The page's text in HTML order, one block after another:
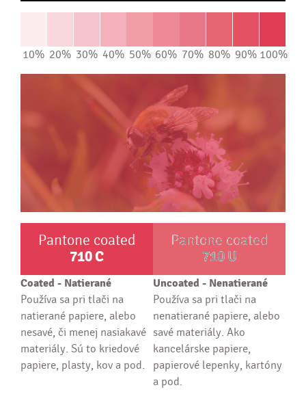
10% 20% 30% 40% 50% 60% 70% 80% 90% 100%
Pantone coated
710C
Coated - Natierané
Používa sa pri tlači na
natierané papiere, alebo
nesavé, či menej nasiakavé
materiály. Sú to kriedové
papiere, plasty, kov a pod.
Pantone coated
710U
Uncoated - Nenatierané
Používa sa pri tlači na
nenatierané papiere, alebo
savé materiály. Ako
kancelárske papiere,
papierové lepenky, kartóny
a pod.